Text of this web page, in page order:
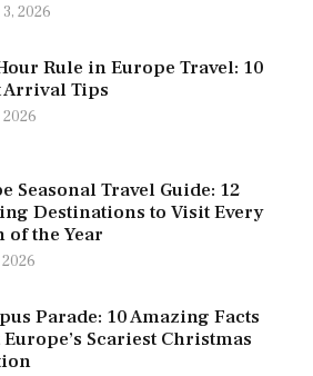
2026
Rule in Europe Travel: 10
Arrival Tips
2026
Seasonal Travel Guide: 12
Destinations to Visit Every
of the Year
Parade: 10 Amazing Facts
Scariest Christmas